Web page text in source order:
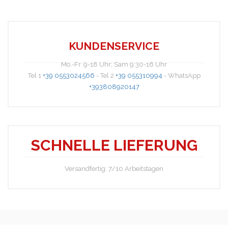
Elsie
KUNDENSERVICE
Mo.-Fr. 9-18 Uhr; Sam 9:30-16 Uhr
Tel 1 +39 0553024566 - Tel 2 +39 055310994 - WhatsApp
+393808920147
SCHNELLE LIEFERUNG
Versandfertig: 7/10 Arbeitstagen